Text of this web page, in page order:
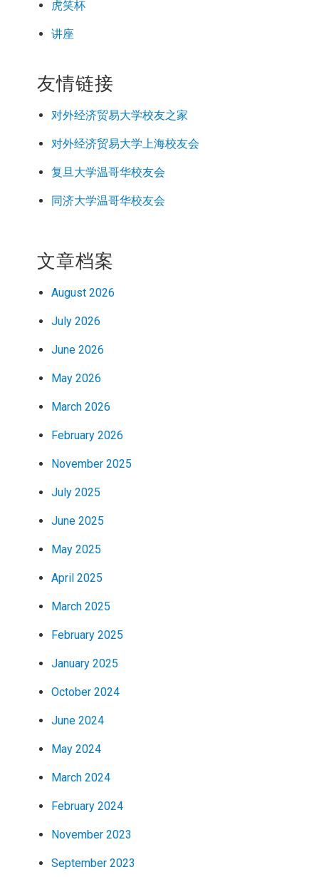
虎笑杯
讲座
友情链接
对外经济贸易大学校友之家
对外经济贸易大学上海校友会
复旦大学温哥华校友会
同济大学温哥华校友会
文章档案
August 2026
July 2026
June 2026
May 2026
March 2026
February 2026
November 2025
July 2025
June 2025
May 2025
April 2025
March 2025
February 2025
January 2025
October 2024
June 2024
May 2024
March 2024
February 2024
November 2023
September 2023